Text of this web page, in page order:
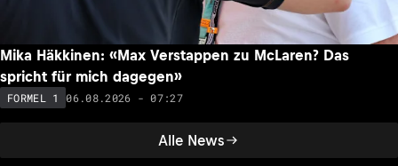
Alle News
Mika Häkkinen: «Max Verstappen zu McLaren? Das
spricht für mich dagegen»
FORMEL 1 06.08.2026 - 07:27